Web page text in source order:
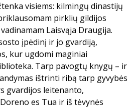
visiems: kilmingų dinastijų
pirklių gildijos
Laisvąja Draugija.
įpėdinį ir jo gvardiją,
kur ugdomi maginiai
Tarp pavogtų knygų – ir
ištrinti ribą tarp gyvybės
gvardijos leitenanto,
es Tua ir iš tėvynės